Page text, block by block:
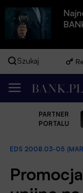
Szukaj
PARTNER
PORTALU
EDS 2008.03-05